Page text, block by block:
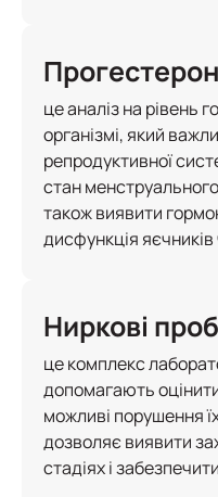
Прогестерон
це аналіз на рівень
організмі, який
репродуктивної
стан
також виявити
дисфункція
Ниркові
це комплекс
допомагають
можливі порушення
дозволяє виявити
стадіях і